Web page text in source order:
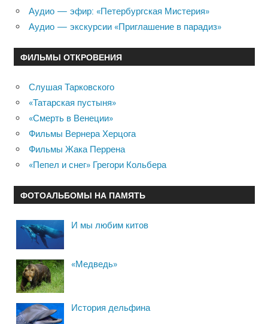
Аудио — эфир: «Петербургская Мистерия»
Аудио — экскурсии «Приглашение в парадиз»
ФИЛЬМЫ ОТКРОВЕНИЯ
Слушая Тарковского
«Татарская пустыня»
«Смерть в Венеции»
Фильмы Вернера Херцога
Фильмы Жака Перрена
«Пепел и снег» Грегори Кольбера
ФОТОАЛЬБОМЫ НА ПАМЯТЬ
И мы любим китов
«Медведь»
История дельфина